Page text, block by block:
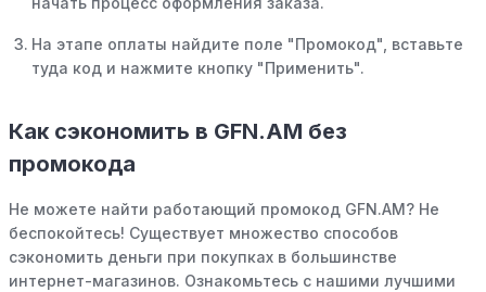
На этапе оплаты найдите поле "Промокод", вставьте
туда код и нажмите кнопку "Применить".
Как сэкономить в GFN.AM без
промокода
Не можете найти работающий промокод GFN.AM? Не
беспокойтесь! Существует множество способов
сэкономить деньги при покупках в большинстве
интернет-магазинов. Ознакомьтесь с нашими лучшими